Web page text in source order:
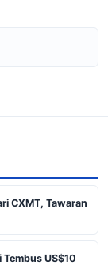
CXMT, Tawaran
US$10